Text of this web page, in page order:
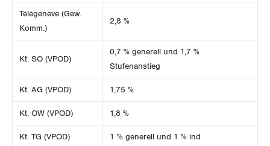
Tessin
Télégenève (Gew.
Komm.)
2,8 %
Kt. SO (VPOD)
0,7 % generell und 1,7 %
Stufenanstieg
Kt. AG (VPOD) 1,75 %
Kt. OW (VPOD) 1,8 %
Kt. TG (VPOD) 1 % generell und 1 % ind